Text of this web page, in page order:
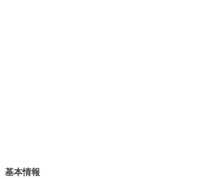
基本情報